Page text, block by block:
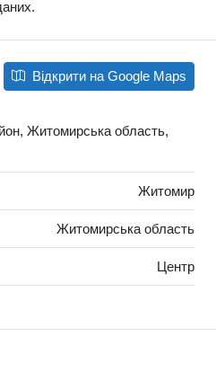
Відкрити на Google Maps
Житомирська область,
Житомир
Житомирська область
Центр